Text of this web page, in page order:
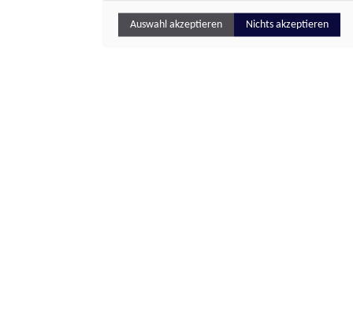
Auswahl akzeptieren Nichts akzeptieren